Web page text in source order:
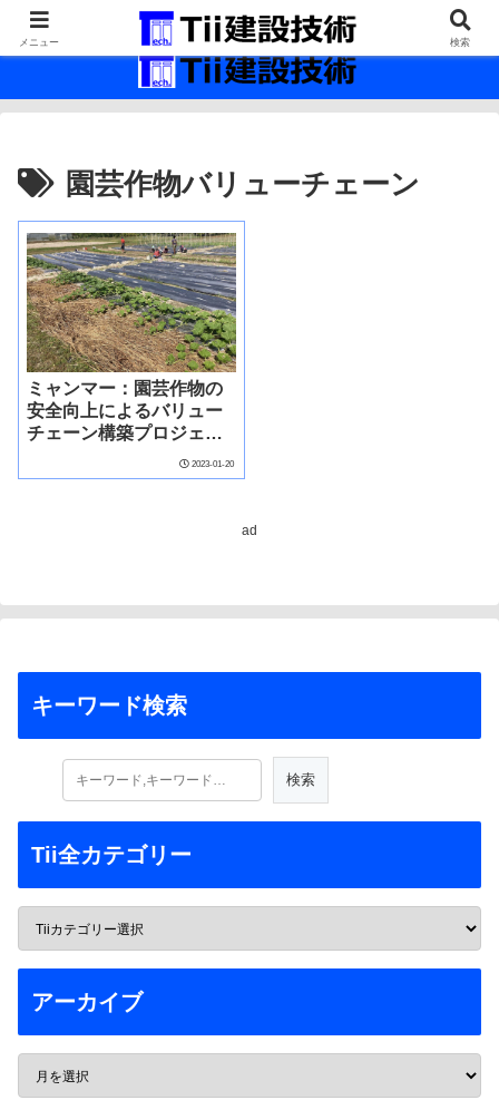
最新の建設技術の情報インフラ。
園芸作物バリューチェーン
ミャンマー：園芸作物の
安全向上によるバリュー
チェーン構築プロジェク
2023-01-20
ad
キーワード検索
Tii全カテゴリー
アーカイブ
メニュー 検索